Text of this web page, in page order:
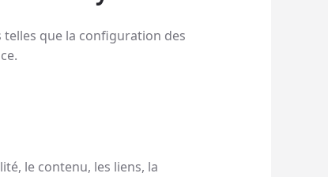
telles que la configuration des
le contenu, les liens, la